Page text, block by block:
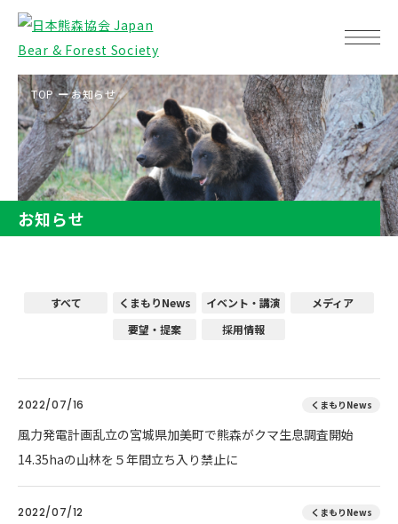
TOP お知らせ
お知らせ
すべて くまもりNews イベント・講演
メディア
要望・提案
採用情報
2022/07/16 くまもりNews
風力発電計画乱立の宮城県加美町で熊森がクマ生息調査開始
14.35haの山林を５年間立ち入り禁止に
2022/07/12 くまもりNews